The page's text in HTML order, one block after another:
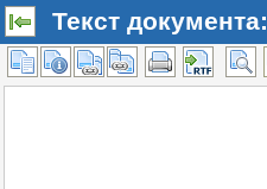
Текст документа: